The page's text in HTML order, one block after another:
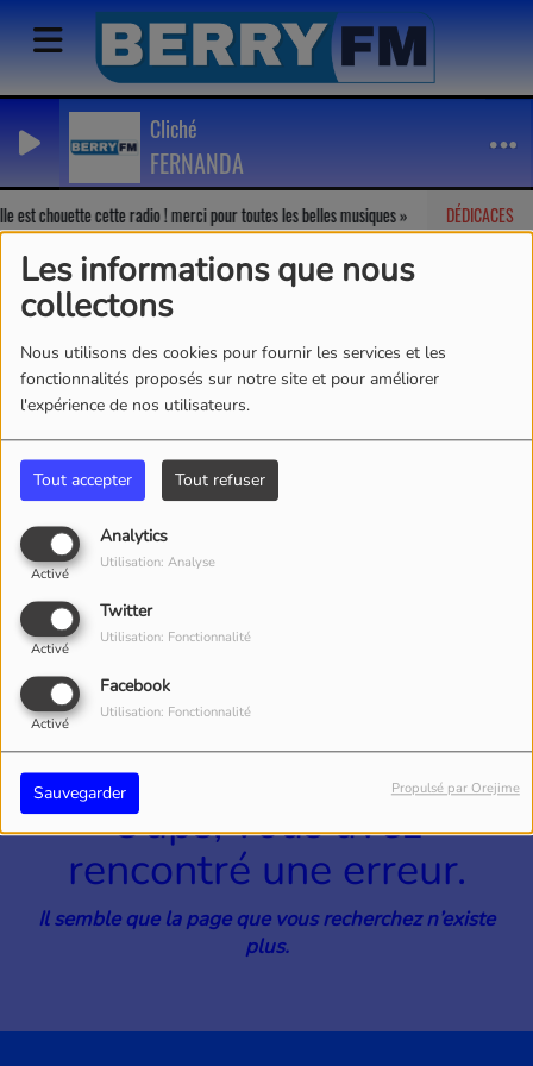
Les informations que nous
collectons
Nous utilisons des cookies pour fournir les services et les
fonctionnalités proposés sur notre site et pour améliorer
l'expérience de nos utilisateurs.
Tout accepter Tout refuser
Analytics
Activé
Utilisation: Analyse
Twitter
Activé
Utilisation: Fonctionnalité
Facebook
Activé
Utilisation: Fonctionnalité
Sauvegarder Propulsé par Orejime
Cliché
FERNANDA
DÉDICACES
est chouette cette radio ! merci pour toutes les belles musiques Marion
Oups, vous avez
rencontré une erreur.
Il semble que la page que vous recherchez n’existe
plus.